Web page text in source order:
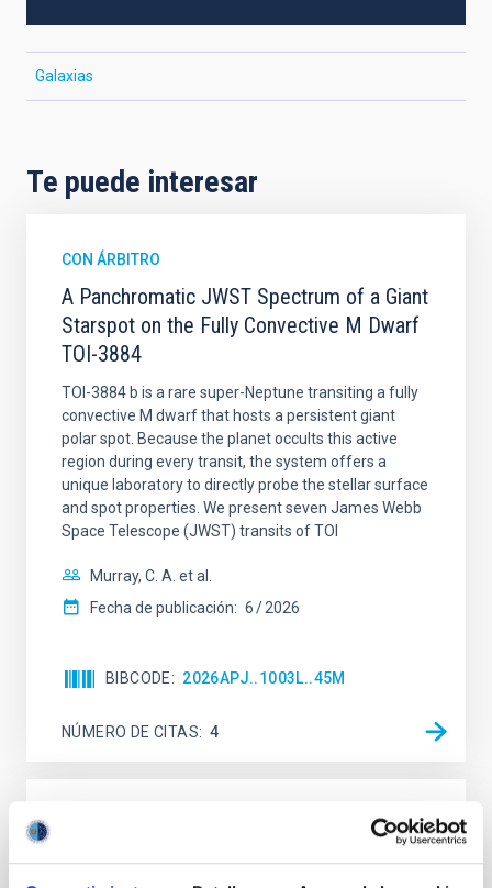
Galaxias
Te puede interesar
CON ÁRBITRO
A Panchromatic JWST Spectrum of a Giant
Starspot on the Fully Convective M Dwarf
TOI-3884
TOI-3884 b is a rare super-Neptune transiting a fully
convective M dwarf that hosts a persistent giant
polar spot. Because the planet occults this active
region during every transit, the system offers a
unique laboratory to directly probe the stellar surface
and spot properties. We present seven James Webb
Space Telescope (JWST) transits of TOI
Murray, C. A. et al.
Fecha de publicación: 6 2026
BIBCODE 2026APJ..1003L..45M
NÚMERO DE CITAS 4
Exploring Polarized Millimeter Emission